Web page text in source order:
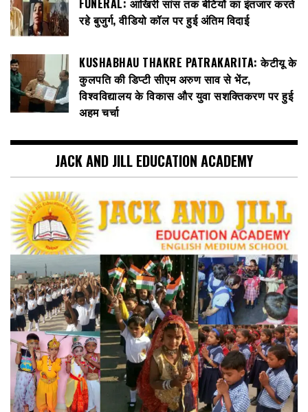
रहे बुजुर्ग, वीडियो कॉल पर हुई अंतिम विदाई
KUSHABHAU THAKRE PATRAKARITA: केटीयू के
कुलपति की डिप्टी सीएम अरुण साव से भेंट,
विश्वविद्यालय के विकास और युवा सशक्तिकरण पर हुई
अहम चर्चा
JACK AND JILL EDUCATION ACADEMY